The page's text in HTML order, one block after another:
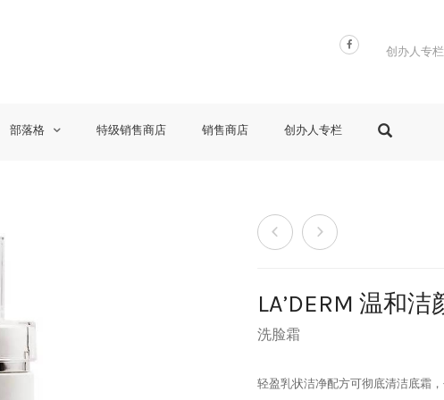
创办人专栏
部落格 特级销售商店 销售商店 创办人专栏
LA’DERM 温和
洗脸霜
轻盈乳状洁净配方可彻底清洁底霜